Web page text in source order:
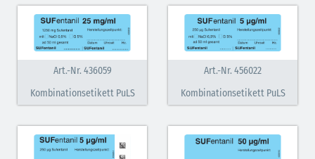
Art.-Nr. 436059
Kombinationsetikett PuLS
Art.-Nr. 456022
Kombinationsetikett PuLS